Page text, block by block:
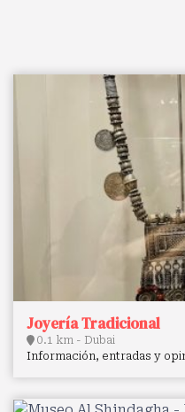
Joyería Tradicional
0.1 km - Dubai
Información, entradas y